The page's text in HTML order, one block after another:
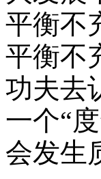
平衡不
平衡不
功夫去
一个“
会发生